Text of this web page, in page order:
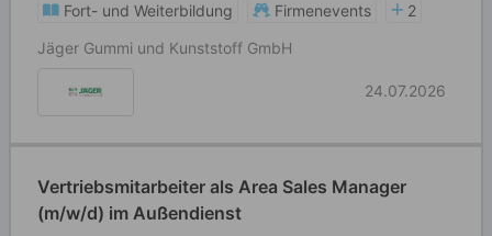
Fort- und Weiterbildung
Firmenevents
2
Jäger Gummi und Kunststoff GmbH
24.07.2026
Vertriebsmitarbeiter als Area Sales Manager
(m/w/d) im Außendienst